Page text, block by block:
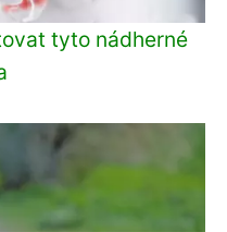
tyto nádherné